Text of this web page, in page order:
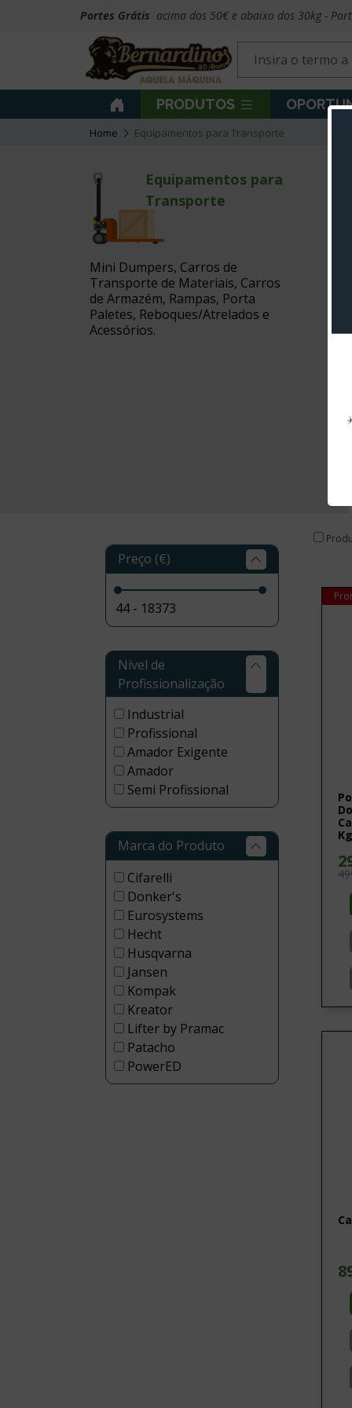
Portes Grátis acima dos 50€ e abaixo dos 30kg -
PRODUTOS
Home Equipamentos para Transporte
Equipamentos para
Transporte
Mini Dumpers, Carros de
Transporte de Materiais, Carros
de Armazém, Rampas, Porta
Paletes, Reboques/Atrelados e
Acessórios.
Preço (€)
Nível de
Profissionalização
Industrial
Profissional
Amador Exigente
Amador
Semi Profissional
Marca do Produto
Cifarelli
Donker's
Eurosystems
Hecht
Husqvarna
Jansen
Kompak
Kreator
Lifter by Pramac
Patacho
PowerED
Kg